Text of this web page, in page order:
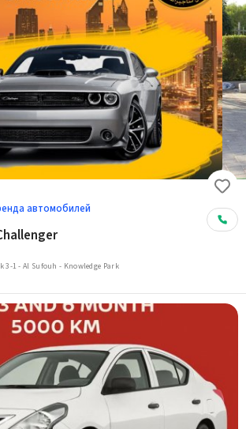
автомобилей
3-1 - Al Sufouh - Knowledge Park